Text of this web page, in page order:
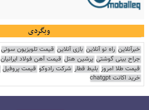
وبگردی
خبرآنلاین راه نو آنلاین بازی آنلاین قیمت تلویزیون سونی
جراح بینی گوشتی پرشین هتل قیمت آهن فولاد ایرانیان
قیمت طلا امروز بلیط قطار شرکت رادوکو قیمت پروفیل
خرید اکانت chatgpt